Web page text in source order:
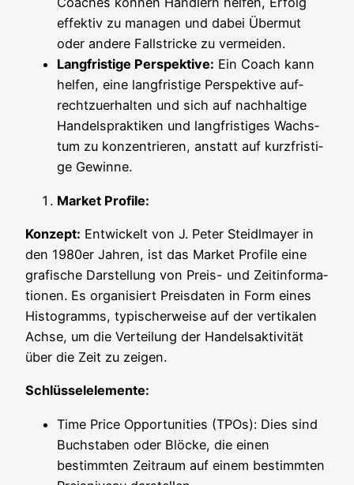
effek­tiv zu mana­gen und dabei Über­mut
oder ande­re Fall­stri­cke zu vermeiden.
Lang­fris­ti­ge Per­spek­ti­ve: Ein Coach kann
hel­fen, eine lang­fris­ti­ge Per­spek­ti­ve auf­
recht­zu­er­hal­ten und sich auf nach­hal­ti­ge
Han­dels­prak­ti­ken und lang­fris­ti­ges Wachs­
tum zu kon­zen­trie­ren, anstatt auf kurz­fris­ti­
ge Gewinne.
Mar­ket Profile:
Kon­zept: Ent­wi­ckelt von J. Peter Steidl­may­er in
den 1980er Jah­ren, ist das Mar­ket Pro­fi­le eine
gra­fi­sche Dar­stel­lung von Preis- und Zeit­in­for­ma­
tio­nen. Es orga­ni­siert Preis­da­ten in Form eines
His­to­gramms, typi­scher­wei­se auf der ver­ti­ka­len
Ach­se, um die Ver­tei­lung der Han­dels­ak­ti­vi­tät
über die Zeit zu zeigen.
Schlüs­sel­ele­men­te:
Time Pri­ce Oppor­tu­ni­ties (TPOs): Dies sind
Buch­sta­ben oder Blö­cke, die einen
bestimm­ten Zeit­raum auf einem bestimm­ten